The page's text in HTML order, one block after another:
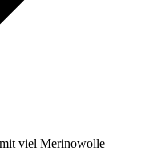
viel Merinowolle